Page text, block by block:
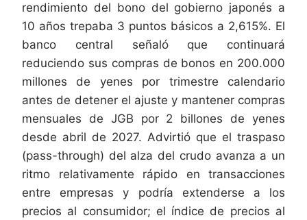
rendimiento del bono del gobierno japonés a
10 años trepaba 3 puntos básicos a 2,615%. El
banco central señaló que continuará
reduciendo sus compras de bonos en 200.000
millones de yenes por trimestre calendario
antes de detener el ajuste y mantener compras
mensuales de JGB por 2 billones de yenes
desde abril de 2027. Advirtió que el traspaso
(pass-through) del alza del crudo avanza a un
ritmo relativamente rápido en transacciones
entre empresas y podría extenderse a los
precios al consumidor; el índice de precios al